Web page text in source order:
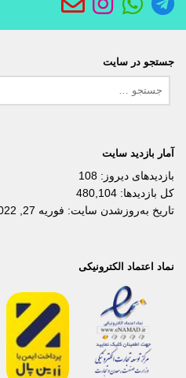
جستجو در سایت
آمار بازدید سایت
بازدیدهای دیروز: 108
کل بازدیدها: 480,104
تاریخ به‌روزشدن سایت: فوریه 27, 2022
نماد اعتماد الکترونیکی